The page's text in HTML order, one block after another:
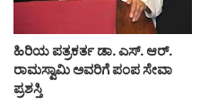
ಹಿರಿಯ ಪತ್ರಕರ್ತ ಡಾ. ಎಸ್. ಆರ್.
ರಾಮಸ್ವಾಮಿ ಅವರಿಗೆ ಪಂಪ ಸೇವಾ
ಪ್ರಶಸ್ತಿ